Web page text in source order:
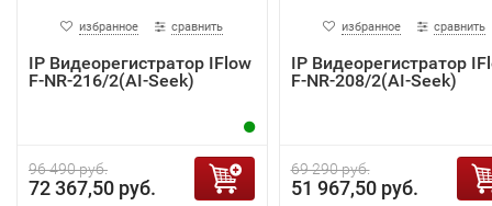
избранное сравнить
IP Видеорегистратор IFlow
F-NR-216/2(AI-Seek)
96 490 руб.
72 367,50 руб.
избранное сравнить
IP Видеорегистратор
F-NR-208/2(AI-Seek)
69 290 руб.
51 967,50 руб.